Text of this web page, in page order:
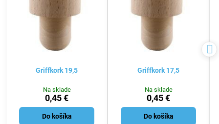
Griffkork 19,5
Na sklade
0,45 €
Do košíka
Griffkork 17,5
Na sklade
0,45 €
Do košíka